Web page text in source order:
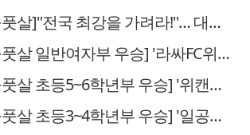
[제14회 동구풋살]"전국 최강을 가려라!"… 대전서 열린 전국풋살대회 성료
[제14회 동구풋살 일반여자부 우승] '라싸FC위민'
[제14회 동구풋살 초등5~6학년부 우승] '위캔드 74'
[제14회 동구풋살 초등3~4학년부 우승] '일공공샤브샤브'